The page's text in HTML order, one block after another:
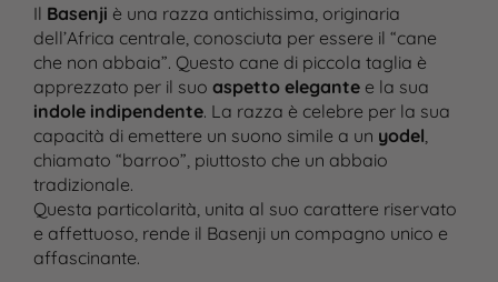
Il Basenji è una razza antichissima, originaria
dell’Africa centrale, conosciuta per essere il “cane
che non abbaia”. Questo cane di piccola taglia è
apprezzato per il suo aspetto elegantee la sua
indole indipendente. La razza è celebre per la sua
capacità di emettere un suono simile a un yodel,
chiamato “barroo”, piuttosto che un abbaio
tradizionale.
Questa particolarità, unita al suo carattere riservato
e affettuoso, rende il Basenji un compagno unico e
affascinante.